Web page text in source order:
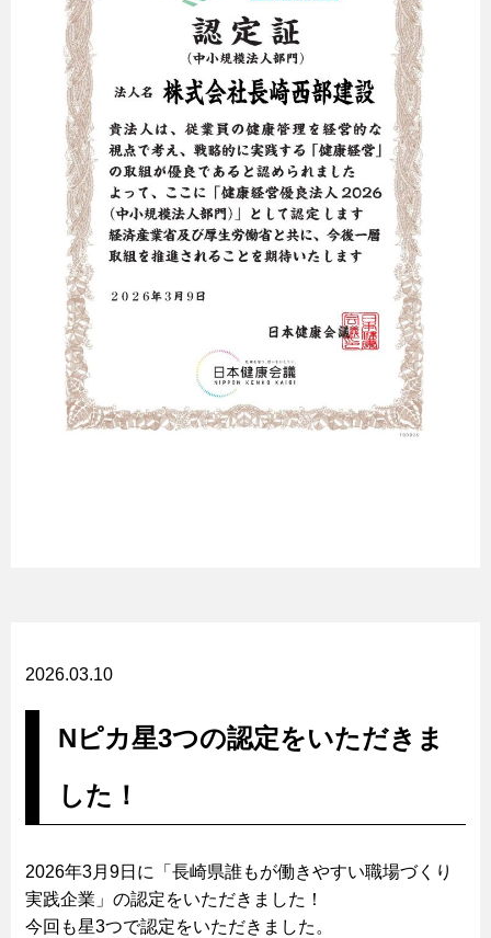
2026.03.10
Nピカ星3つの認定をいただきま
した！
2026年3月9日に「長崎県誰もが働きやすい職場づくり
実践企業」の認定をいただきました！
今回も星3つで認定をいただきました。